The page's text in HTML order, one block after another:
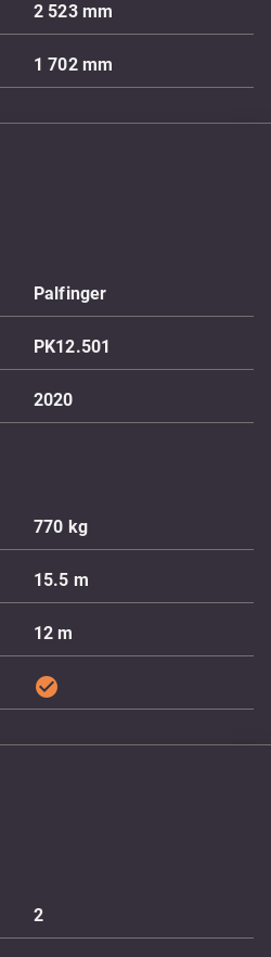
2 523 mm
1 702 mm
Palfinger
PK12.501
2020
770 kg
15.5 m
12m
check_circle
2